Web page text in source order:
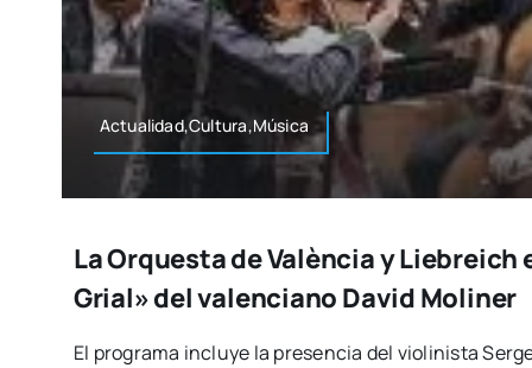
Actualidad,Cultura,Música
La Orquesta de València y Liebreich
Grial» del valenciano David Moliner
El pro­gra­ma inclu­ye la pre­sen­cia del vio­li­nis­ta